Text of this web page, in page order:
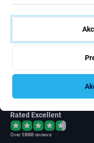
iFix s.r.o. SK
IČ DPH: SK202 371 9379
85103 Bratislava
Rated Excellent
Over1000reviews